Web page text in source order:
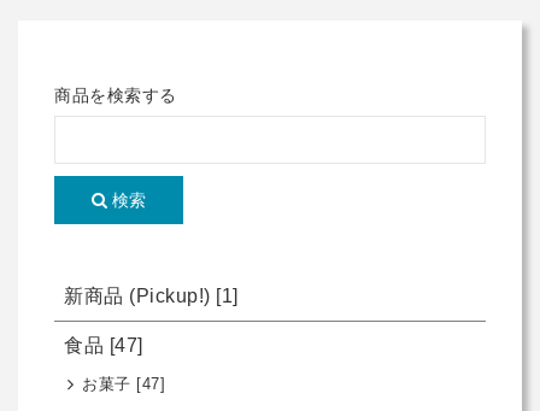
商品を検索する
検索
新商品 (Pickup!) [1]
食品 [47]
お菓子 [47]